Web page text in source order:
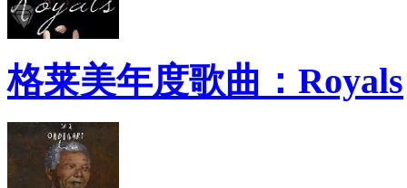
格莱美年度歌曲：Royals